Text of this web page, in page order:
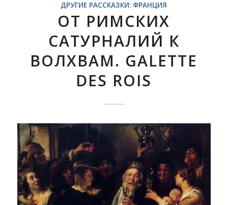
ДРУГИЕ РАССКАЗКИ: ФРАНЦИЯ
ОТ РИМСКИХ
САТУРНАЛИЙ К
ВОЛХВАМ. GALETTE
DES ROIS